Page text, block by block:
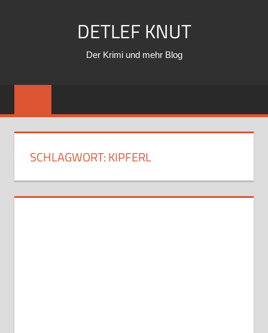
DETLEF KNUT
Der Krimi und mehr Blog
SCHLAGWORT:KIPFERL